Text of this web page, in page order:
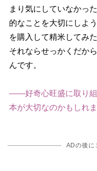
まり気にしていなかっ
的なことを大切にしよ
を購入して精米してみ
それならせっかくだか
んです。
――好奇心旺盛に取り
本が大切なのかもしれま
ADの後に